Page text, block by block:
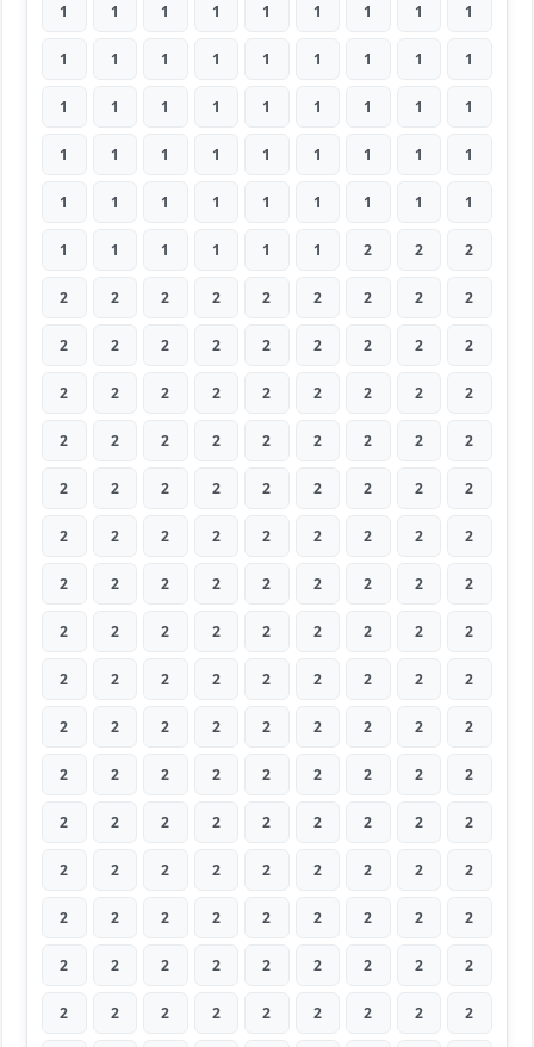
1 1 1 1 1 1 1 1 1
1 1 1 1 1 1 1 1 1
1 1 1 1 1 1 1 1 1
1 1 1 1 1 1 1 1 1
1 1 1 1 1 1 1 1 1
1 1 1 1 1 1 2 2 2
2 2 2 2 2 2 2 2 2
2 2 2 2 2 2 2 2 2
2 2 2 2 2 2 2 2 2
2 2 2 2 2 2 2 2 2
2 2 2 2 2 2 2 2 2
2 2 2 2 2 2 2 2 2
2 2 2 2 2 2 2 2 2
2 2 2 2 2 2 2 2 2
2 2 2 2 2 2 2 2 2
2 2 2 2 2 2 2 2 2
2 2 2 2 2 2 2 2 2
2 2 2 2 2 2 2 2 2
2 2 2 2 2 2 2 2 2
2 2 2 2 2 2 2 2 2
2 2 2 2 2 2 2 2 2
2 2 2 2 2 2 2 2 2